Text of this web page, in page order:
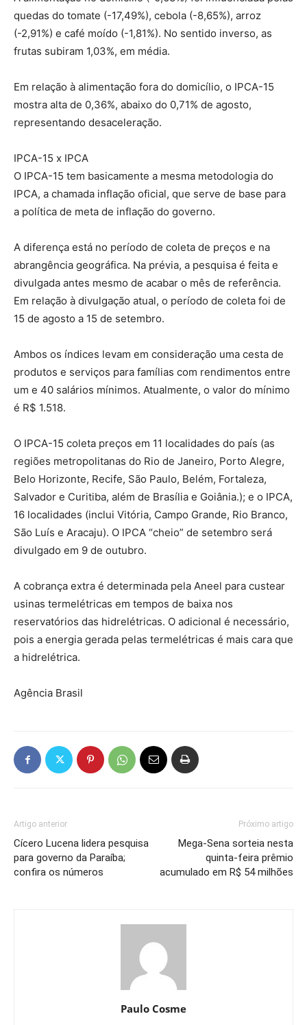
quedas do tomate (-17,49%), cebola (-8,65%), arroz
(-2,91%) e café moído (-1,81%). No sentido inverso, as
frutas subiram 1,03%, em média.
Em relação à alimentação fora do domicílio, o IPCA-15
mostra alta de 0,36%, abaixo do 0,71% de agosto,
representando desaceleração.
IPCA-15 x IPCA
O IPCA-15 tem basicamente a mesma metodologia do
IPCA, a chamada inflação oficial, que serve de base para
a política de meta de inflação do governo.
A diferença está no período de coleta de preços e na
abrangência geográfica. Na prévia, a pesquisa é feita e
divulgada antes mesmo de acabar o mês de referência.
Em relação à divulgação atual, o período de coleta foi de
15 de agosto a 15 de setembro.
Ambos os índices levam em consideração uma cesta de
produtos e serviços para famílias com rendimentos entre
um e 40 salários mínimos. Atualmente, o valor do mínimo
é R$ 1.518.
O IPCA-15 coleta preços em 11 localidades do país (as
regiões metropolitanas do Rio de Janeiro, Porto Alegre,
Belo Horizonte, Recife, São Paulo, Belém, Fortaleza,
Salvador e Curitiba, além de Brasília e Goiânia.); e o IPCA,
16 localidades (inclui Vitória, Campo Grande, Rio Branco,
São Luís e Aracaju). O IPCA “cheio” de setembro será
divulgado em 9 de outubro.
A cobrança extra é determinada pela Aneel para custear
usinas termelétricas em tempos de baixa nos
reservatórios das hidrelétricas. O adicional é necessário,
pois a energia gerada pelas termelétricas é mais cara que
a hidrelétrica.
Agência Brasil
Artigo anterior
Cícero Lucena lidera pesquisa
para governo da Paraíba;
confira os números
Próximo artigo
Mega-Sena sorteia nesta
quinta-feira prêmio
acumulado em R$ 54 milhões
Paulo Cosme